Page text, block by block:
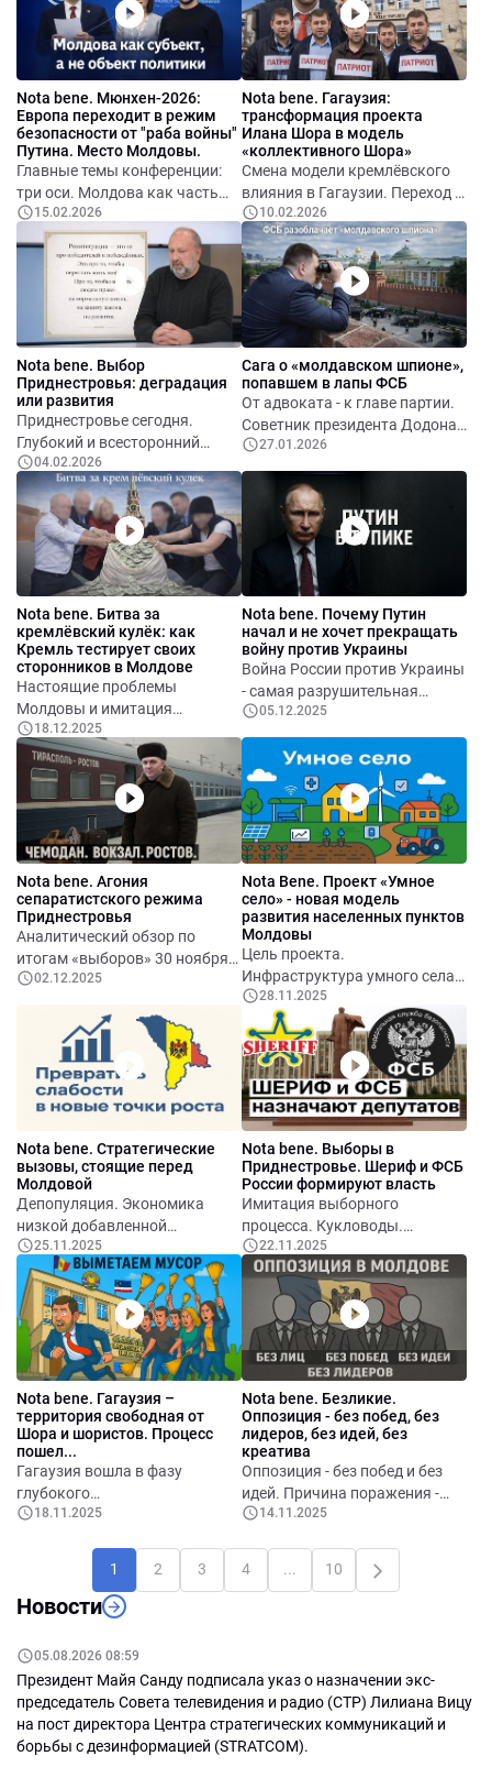
госсобственностью. Контроль
через электроэнергию
Молдавской ГРЭС. Контроль
Приднестровья как
инструмент контроля всей
Молдовы. Коррупционная
составляющая. Почему при
бесплатном газе регион не
развивался?
«идти ва-банк». Сорванный
блицкриг. Украина между
мобилизацией и паникой.
Роль Зеленского: лидерство
как оружие. Ошибки Европы.
Самообман авторитарной
системы. Четыре года войны:
обратные эффекты. Уроки для
Молдовы
Nota bene. Мюнхен-2026:
Европа переходит в режим
безопасности от "раба войны"
Путина. Место Молдовы.
Главные темы конференции:
три оси. Молдова как часть
европейской архитектуры
безопасности. Главное в
выступлении Санду. Встреча
Санду и Рубио. Обсуждение
важных тем для Молдовы.
Выступление Рубио. Важные
тезисы для Европы и
Молдовы. Выступление
Зеленского: о войне, России,
Путине, Орбане и
перспективах мира. Самое
важное в выступлениях других
европейских лидеров. Алиев
об ударах по посольству
Азербайджана в Киеве.
Значение Мюнхенской
конференции для Европы и
Молдовы.
15.02.2026
Nota bene. Гагаузия:
трансформация проекта
Илана Шора в модель
«коллективного Шора»
Смена модели кремлёвского
влияния в Гагаузии. Переход к
распределённой схеме:
«коллективный Шор».
Нарратив «осаждённой
автономии» как ядро проекта.
Продвижение нарратива через
публичных спикеров.
Ключевой аналитический
разрыв: отсутствие предмета
угрозы.
Политтехнологическая
природа проекта. Почему
«патриотам» опасны люди
дела. Стратегический вывод.
Развилка для Гагаузии
10.02.2026
Nota bene. Выбор
Приднестровья: деградация
или развития
Приднестровье сегодня.
Глубокий и всесторонний
кризис. Двоевластие:
«Шериф» и ФСБ.
Геополитическая среда.
Усиление Молдовы. Запуск
процесса реинтеграции.
Альтернатива реинтеграции -
деградация и гуманитарный
кризис Шанс на развитие.
Выводы
04.02.2026
Сага о «молдавском шпионе»,
попавшем в лапы ФСБ
От адвоката - к главе партии.
Советник президента Додона.
Политический эмиссар
социалистов в Москве.
«Подарок» партии Шору.
Пропагандист Sputnik
Молдова. 15 суток за
хулиганство. И вдруг -
«молдавский шпион». Как
мелкий хулиган превратился в
агента СИБ — и что будет
дальше?
27.01.2026
Nota bene. Битва за
кремлёвский кулёк: как
Кремль тестирует своих
сторонников в Молдове
Настоящие проблемы
Молдовы и имитация
оппозиции. Нарративы
Кремля и молдавские
исполнители. Кому достанется
кремлёвский кулёк?
18.12.2025
Nota bene. Почему Путин
начал и не хочет прекращать
войну против Украины
Война России против Украины
- самая разрушительная
геополитическая катастрофа
XXI века в Европе. Она
изменила архитектуру
безопасности, разрушила
экономику России, нанесла
удар по экономике Украины и
других стран, но в то же время
ускорила евроинтеграцию
Украины и радикально
укрепила НАТО. Чтобы понять
логику Кремля, необходимо
отделить пропагандистские
объяснения от реальных
мотивов и рассмотреть,
почему война продолжается
даже после очевидных
провалов и потерь.
05.12.2025
Nota bene. Агония
сепаратистского режима
Приднестровья
Аналитический обзор по
итогам «выборов» 30 ноября.
Общая характеристика и суть
Экономическая агония
режима. Социальная агония:
разложение основы общества.
Пассивность избирателей и
укрепление власти «Шерифа».
Москвы. Значение для Киева.
Значение для Кишинёва. Что
делать Молдове. Итог.
02.12.2025
Nota Bene. Проект «Умное
село» - новая модель
развития населенных пунктов
Молдовы
Цель проекта.
Инфраструктура умного села.
Электронные услуги.
Энергонезависимость и
зелёная трансформация.
Умная сельская медицина.
Умное сельское образование.
Умное земледелие и
агроинновации. Умное
управление селом. Туризм и
культурная экономика. Умное
село для молодёжи. Пилотные
проекты. Выводы.
28.11.2025
Nota bene. Стратегические
вызовы, стоящие перед
Молдовой
Депопуляция. Экономика
низкой добавленной
стоимости. Энергетическая
зависимость. Гибридные
угрозы России. Торможение
реинтеграции. Отставание в
развитии регионов. Слабость
госуправления. Уязвимость
информационного
пространства. Зависимость от
внешних рынков и логистики.
Зависимость от логистики.
Отставание в сфере
Искусственного интеллекта.
Кадровый кризис. Проблемы в
Экологические и
климатические угрозы.
Проблемы здравоохранения.
Изношенная инфраструктура.
европейские системы
25.11.2025
Nota bene. Выборы в
Приднестровье. Шериф и ФСБ
России формируют власть
Имитация выборного
процесса. Кукловоды.
Верховный совет
Приднестровья:
недооценённый центр власти и
зеркало внутренних
конфликтов. Отсутствие
конкуренции, нарастающий
протест и скрытая
перестройка системы.
Неизбежное обновление
Верховного совета: окно
возможностей. «Против всех»:
превращение пассивного
населения в политический
«стабилизация» перед
выборами: новогодние
Подготовка к президентским
выборам 2026 года. Кого
«Шериф» назначит своим
кандидатом? Позиция ФСБ.
22.11.2025
Nota bene. Гагаузия –
территория свободная от
Шора и шористов. Процесс
пошел...
Гагаузия вошла в фазу
глубокого
институционального и
факторов. Сценарии выхода
зрелость элиты Гагаузии.
Кандидат на пост башкана
Гагаузии: ключевые критерии
и стратегическая важность.
Стратегическое значение
должности башкана. Изгнание
18.11.2025
Nota bene. Безликие.
Оппозиция - без побед, без
лидеров, без идей, без
креатива
Оппозиция - без побед и без
идей. Причина поражения -
отсутствие содержания.
«анти-политике». Псевдо-
14.11.2025
1 2 3 4 ... 10
Новости
05.08.2026 08:59
Президент Майя Санду подписала указ о назначении экс-
председатель Совета телевидения и радио (СТР) Лилиана Вицу
на пост директора Центра стратегических коммуникаций и
борьбы с дезинформацией (STRATCOM).